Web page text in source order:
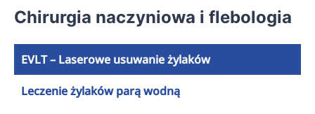
Chirurgia naczyniowa i flebologia
EVLT – Laserowe usuwanie żylaków
Leczenie żylaków parą wodną